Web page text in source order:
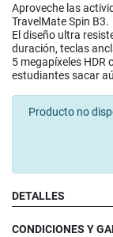
Aproveche las
TravelMate Spin B3.
El diseño ultra
duración, teclas
5 megapíxeles HDR
estudiantes sacar
Producto no
DETALLES
CONDICIONES Y